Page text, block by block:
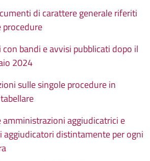
di carattere generale riferiti
bandi e avvisi pubblicati dopo il
2024
sulle singole procedure in
aggiudicatrici e
aggiudicatori distintamente per ogni